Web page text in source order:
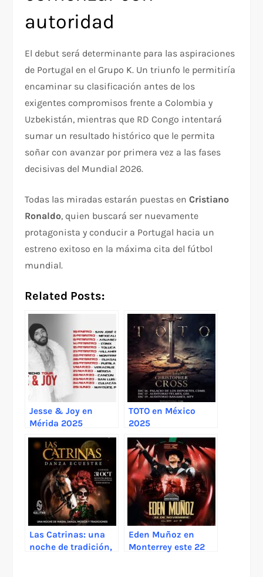
autoridad
El debut será determinante para las aspiraciones
de Portugal en el Grupo K. Un triunfo le permitiría
encaminar su clasificación antes de los
exigentes compromisos frente a Colombia y
Uzbekistán, mientras que RD Congo intentará
sumar un resultado histórico que le permita
soñar con avanzar por primera vez a las fases
decisivas del Mundial 2026.
Todas las miradas estarán puestas enCristiano
Ronaldo, quien buscará ser nuevamente
protagonista y conducir a Portugal hacia un
estreno exitoso en la máxima cita del fútbol
mundial.
Related Posts:
Jesse & Joy en
Mérida 2025
TOTO en México
2025
Las Catrinas: una
noche de tradición,
Eden Muñoz en
Monterrey este 22